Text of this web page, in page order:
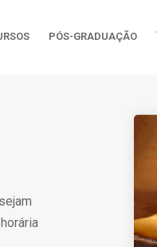
PÓS-GRADUAÇÃO